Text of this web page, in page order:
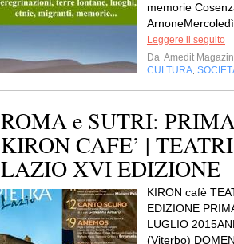
memorie
Leggere il seguito
Da Amedit
CULTURA
ROMA e SUTRI:
KIRON CAFE’ |
LAZIO XVI EDIZIONE
KIRON cafè
EDIZIONE
LUGLIO
(Viterbo)